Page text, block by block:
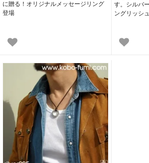
に贈る！オリジナルメッセージリング
登場
す。シルバ
ングリッシ